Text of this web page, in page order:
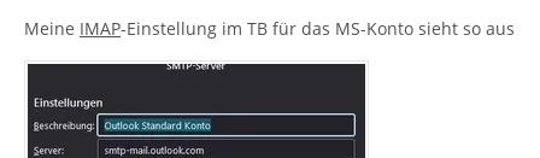
Meine IMAP-Einstellung im TB für das MS-Konto sieht so aus